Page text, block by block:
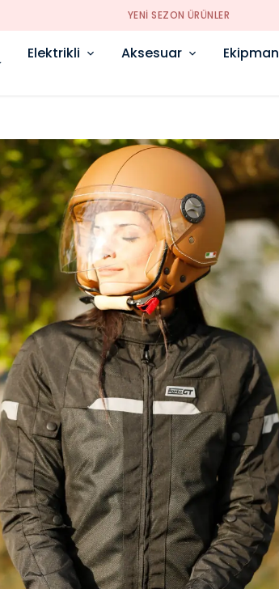
YENI SEZON ÜRÜNLER
Elektrikli Aksesuar Ekipman